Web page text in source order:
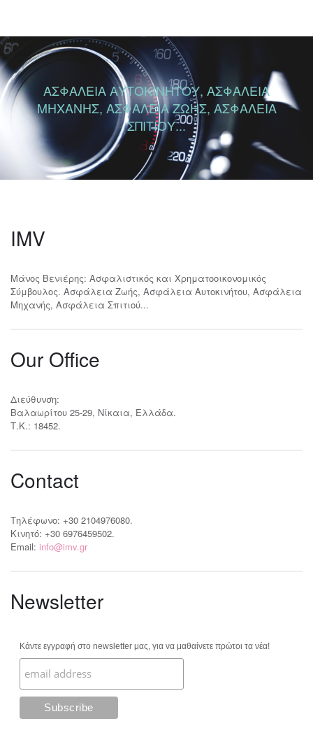
ΑΣΦΑΛΕΙΑ ΑΥΤΟΚΙΝΗΤΟΥ, ΑΣΦΑΛΕΙΑ
ΜΗΧΑΝΗΣ, ΑΣΦΑΛΕΙΑ ΖΩΗΣ, ΑΣΦΑΛΕΙΑ
ΣΠΙΤΙΟΥ...
IMV
Μάνος Βενιέρης: Ασφαλιστικός και Χρηματοοικονομικός
Σύμβουλος. Ασφάλεια Ζωής, Ασφάλεια Αυτοκινήτου, Ασφάλεια
Μηχανής, Ασφάλεια Σπιτιού...
Our Office
Διεύθυνση:
Βαλαωρίτου 25-29, Νίκαια, Ελλάδα.
Τ.Κ.: 18452.
Contact
Τηλέφωνο: +30 2104976080.
Κινητό: +30 6976459502.
Email: info@imv.gr
Newsletter
Κάντε εγγραφή στο newsletter μας, για να μαθαίνετε πρώτοι τα νέα!